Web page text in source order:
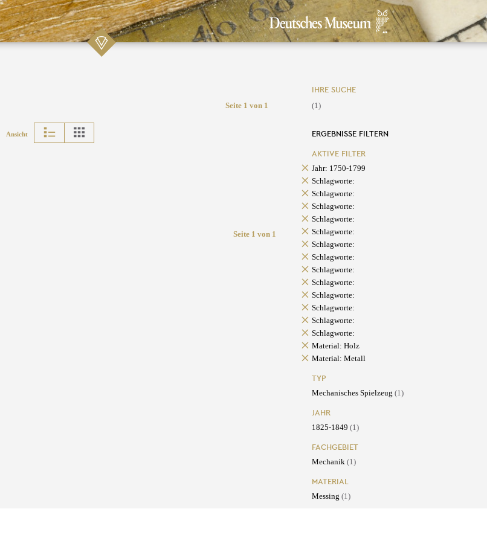
Seite 1 von 1
Ansicht
Seite 1 von 1
IHRE SUCHE
(1)
ERGEBNISSE FILTERN
AKTIVE FILTER
Jahr: 1750-1799
Schlagworte:
Schlagworte:
Schlagworte:
Schlagworte:
Schlagworte:
Schlagworte:
Schlagworte:
Schlagworte:
Schlagworte:
Schlagworte:
Schlagworte:
Schlagworte:
Schlagworte:
Material: Holz
Material: Metall
TYP
Mechanisches Spielzeug (1)
JAHR
1825-1849 (1)
FACHGEBIET
Mechanik (1)
MATERIAL
Messing (1)